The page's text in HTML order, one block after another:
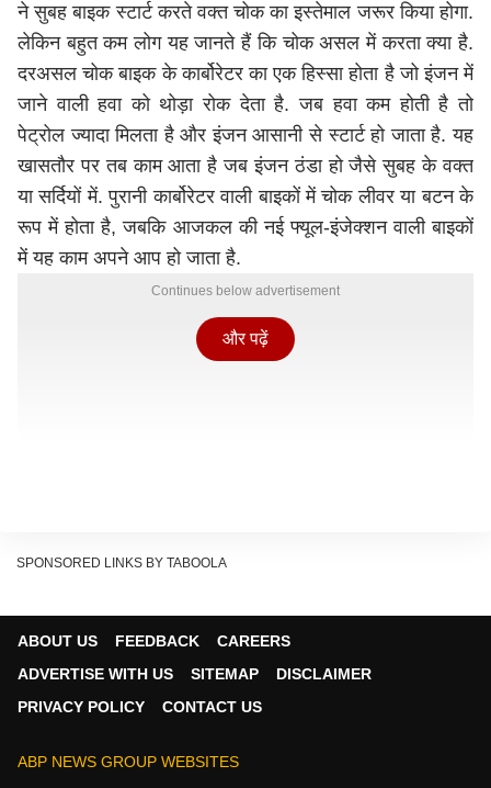
ने सुबह बाइक स्टार्ट करते वक्त चोक का इस्तेमाल जरूर किया होगा.
लेकिन बहुत कम लोग यह जानते हैं कि चोक असल में करता क्या है.
दरअसल चोक बाइक के कार्बोरेटर का एक हिस्सा होता है जो इंजन में
जाने वाली हवा को थोड़ा रोक देता है. जब हवा कम होती है तो
पेट्रोल ज्यादा मिलता है और इंजन आसानी से स्टार्ट हो जाता है. यह
खासतौर पर तब काम आता है जब इंजन ठंडा हो जैसे सुबह के वक्त
या सर्दियों में. पुरानी कार्बोरेटर वाली बाइकों में चोक लीवर या बटन के
रूप में होता है, जबकि आजकल की नई फ्यूल-इंजेक्शन वाली बाइकों
में यह काम अपने आप हो जाता है.
Continues below advertisement
और पढ़ें
SPONSORED LINKS BY TABOOLA
ABOUT US FEEDBACK
CAREERS
ADVERTISE WITH US
SITEMAP
DISCLAIMER
PRIVACY POLICY
CONTACT US
ABP NEWS GROUP WEBSITES